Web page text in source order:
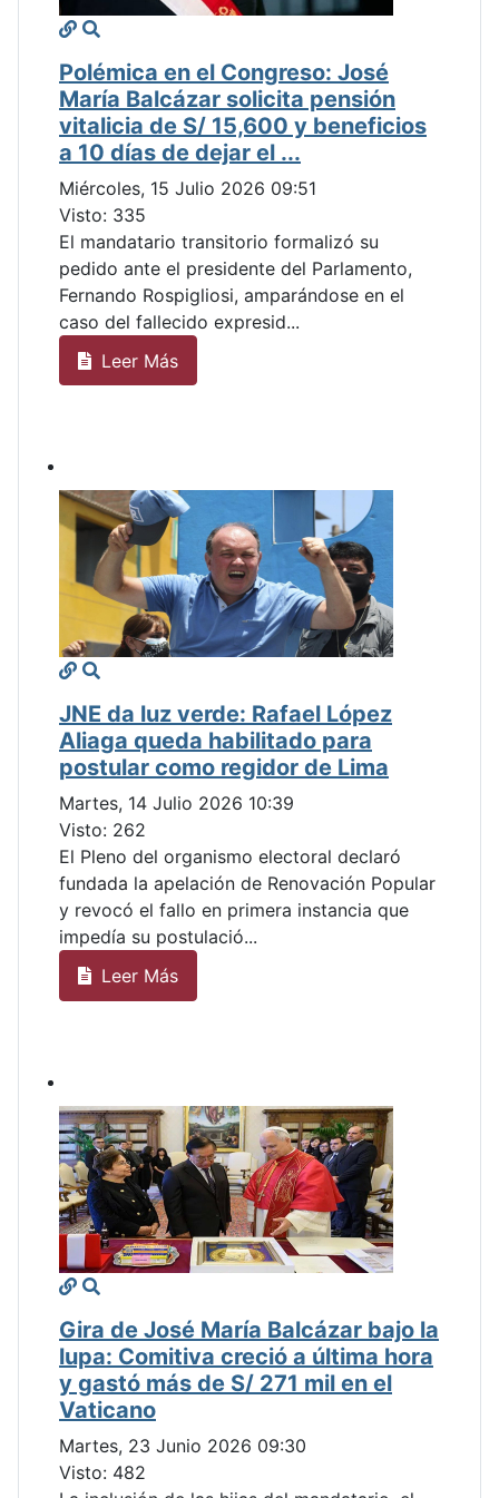
Polémica en el Congreso: José
María Balcázar solicita pensión
vitalicia de S/ 15,600 y beneficios
a 10 días de dejar el ...
Miércoles, 15 Julio 2026 09:51
Visto: 335
El mandatario transitorio formalizó su
pedido ante el presidente del Parlamento,
Fernando Rospigliosi, amparándose en el
caso del fallecido expresid...
JNE da luz verde: Rafael López
Aliaga queda habilitado para
postular como regidor de Lima
Martes, 14 Julio 2026 10:39
Visto: 262
El Pleno del organismo electoral declaró
fundada la apelación de Renovación Popular
y revocó el fallo en primera instancia que
impedía su postulació...
Gira de José María Balcázar bajo la
lupa: Comitiva creció a última hora
y gastó más de S/ 271 mil en el
Vaticano
Martes, 23 Junio 2026 09:30